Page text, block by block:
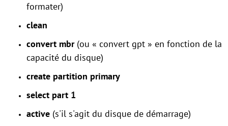
formater)
clean
convert mbr(ou « convert gpt » en fonction de la
capacité du disque)
create partition primary
select part 1
active (s'il s'agit du disque de démarrage)